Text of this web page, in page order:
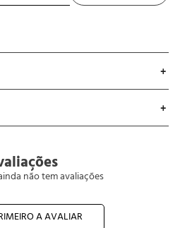
looks divertidos em família.
não tem avaliações
A AVALIAR